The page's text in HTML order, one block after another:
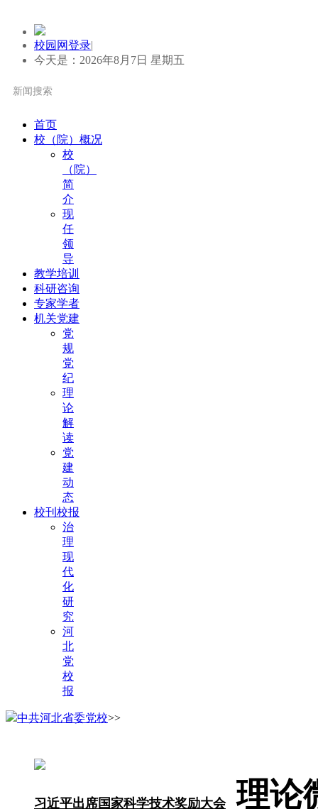
校园网登录|
今天是：2026年8月7日 星期五
首页
校（院）概况
校
（院）
简
介
现
任
领
导
教学培训
科研咨询
专家学者
机关党建
党
规
党
纪
理
论
解
读
党
建
动
态
校刊校报
治
理
现
代
化
研
究
河
北
党
校
报
中共河北省委党校>>
习近平出席国家科学技术奖励大会
理论